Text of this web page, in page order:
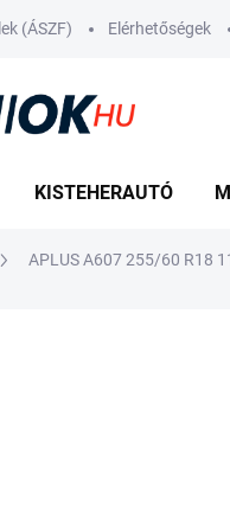
(ÁSZF) Elérhetőségek
KISTEHERAUTÓ
APLUS A607 255/60 R18